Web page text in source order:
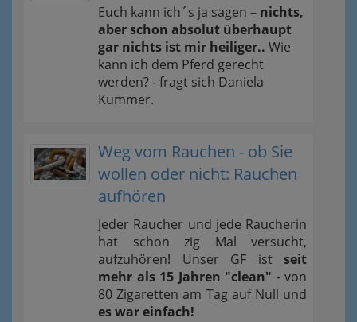
Euch kann ich´s ja sagen – nichts,
aber schon absolut überhaupt
gar nichts ist mir heiliger.. Wie
kann ich dem Pferd gerecht
werden? - fragt sich Daniela
Kummer.
Weg vom Rauchen - ob Sie
wollen oder nicht: Rauchen
aufhören
Jeder Raucher und jede Raucherin
hat schon zig Mal versucht,
aufzuhören! Unser GF ist seit
mehr als 15 Jahren "clean" - von
80 Zigaretten am Tag auf Null und
es war einfach!